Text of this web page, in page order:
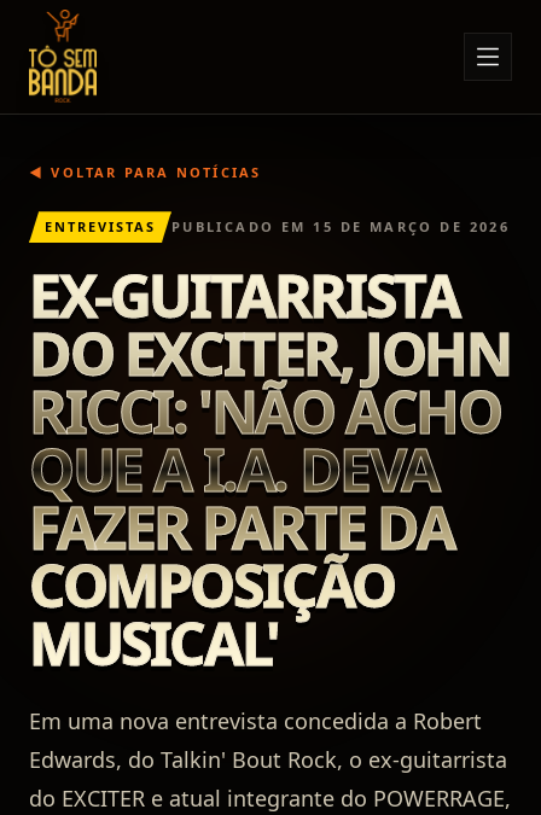
Sobre Nós
Eventos
Minha Conta
Contato
◀ VOLTAR PARA NOTÍCIAS
ENTREVISTAS PUBLICADO EM 15 DE MARÇO DE 2026
EX-GUITARRISTA
DO EXCITER, JOHN
RICCI: 'NÃO ACHO
QUE A I.A. DEVA
FAZER PARTE DA
COMPOSIÇÃO
MUSICAL'
Em uma nova entrevista concedida a Robert
Edwards, do Talkin' Bout Rock, o ex-guitarrista
do EXCITER e atual integrante do POWERRAGE,